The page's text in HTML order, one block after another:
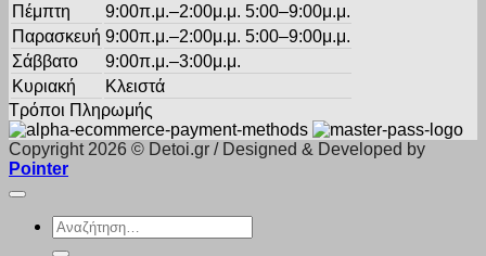
Πέμπτη
9:00π.μ.–2:00μ.μ. 5:00–9:00μ.μ.
Παρασκευή 9:00π.μ.–2:00μ.μ. 5:00–9:00μ.μ.
Σάββατο
9:00π.μ.–3:00μ.μ.
Κυριακή
Κλειστά
Τρόποι Πληρωμής
Copyright 2026 © Detoi.gr / Designed & Developed by
Pointer
Αναζήτηση
για: